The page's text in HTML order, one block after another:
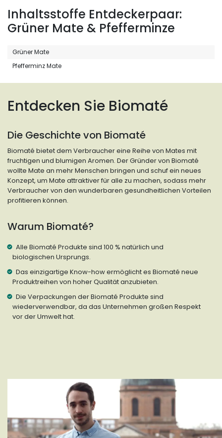
Inhaltsstoffe Entdeckerpaar:
Grüner Mate & Pfefferminze
Grüner Mate
Pfefferminz Mate
Entdecken Sie Biomaté
Die Geschichte von Biomaté
Biomaté bietet dem Verbraucher eine Reihe von Mates mit
fruchtigen und blumigen Aromen. Der Gründer von Biomaté
wollte Mate an mehr Menschen bringen und schuf ein neues
Konzept, um Mate attraktiver für alle zu machen, sodass mehr
Verbraucher von den wunderbaren gesundheitlichen Vorteilen
profitieren können.
Warum Biomaté?
Alle Biomaté Produkte sind 100 % natürlich und
biologischen Ursprungs.
Das einzigartige Know-how ermöglicht es Biomaté neue
Produktreihen von hoher Qualität anzubieten.
Die Verpackungen der Biomaté Produkte sind
wiederverwendbar, da das Unternehmen großen Respekt
vor der Umwelt hat.